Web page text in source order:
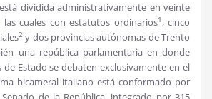
dividida administrativamente en veinte
las cuales con estatutos ordinarios1 , cinco
2 y dos provincias autónomas de Trento
una república parlamentaria en donde
Estado se debaten exclusivamente en el
bicameral italiano está conformado por